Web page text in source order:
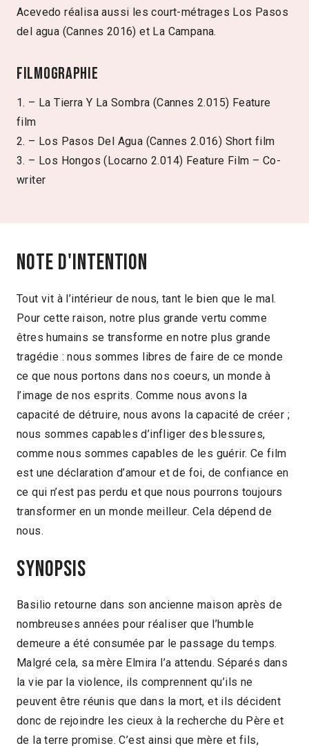
Acevedo réalisa aussi les court-métrages Los Pasos
del agua (Cannes 2016) et La Campana.
Filmographie
1. – La Tierra Y La Sombra (Cannes 2.015) Feature
film
2. – Los Pasos Del Agua (Cannes 2.016) Short film
3. – Los Hongos (Locarno 2.014) Feature Film – Co-
writer
Note d'intention
Tout vit à l’intérieur de nous, tant le bien que le mal.
Pour cette raison, notre plus grande vertu comme
êtres humains se transforme en notre plus grande
tragédie : nous sommes libres de faire de ce monde
ce que nous portons dans nos coeurs, un monde à
l’image de nos esprits. Comme nous avons la
capacité de détruire, nous avons la capacité de créer ;
nous sommes capables d’infliger des blessures,
comme nous sommes capables de les guérir. Ce film
est une déclaration d’amour et de foi, de confiance en
ce qui n’est pas perdu et que nous pourrons toujours
transformer en un monde meilleur. Cela dépend de
nous.
Synopsis
Basilio retourne dans son ancienne maison après de
nombreuses années pour réaliser que l’humble
demeure a été consumée par le passage du temps.
Malgré cela, sa mère Elmira l’a attendu. Séparés dans
la vie par la violence, ils comprennent qu’ils ne
peuvent être réunis que dans la mort, et ils décident
donc de rejoindre les cieux à la recherche du Père et
de la terre promise. C’est ainsi que mère et fils,